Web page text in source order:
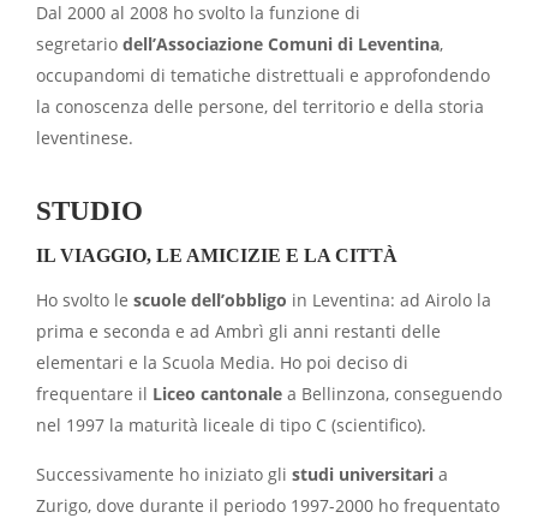
Dal 2000 al 2008 ho svolto la funzione di
segretario dell’Associazione Comuni di Leventina,
occupandomi di tematiche distrettuali e approfondendo
la conoscenza delle persone, del territorio e della storia
leventinese.
STUDIO
IL VIAGGIO, LE AMICIZIE E LA CITTÀ
Ho svolto le scuole dell’obbligo in Leventina: ad Airolo la
prima e seconda e ad Ambrì gli anni restanti delle
elementari e la Scuola Media. Ho poi deciso di
frequentare il Liceo cantonale a Bellinzona, conseguendo
nel 1997 la maturità liceale di tipo C (scientifico).
Successivamente ho iniziato gli studi universitari a
Zurigo, dove durante il periodo 1997-2000 ho frequentato